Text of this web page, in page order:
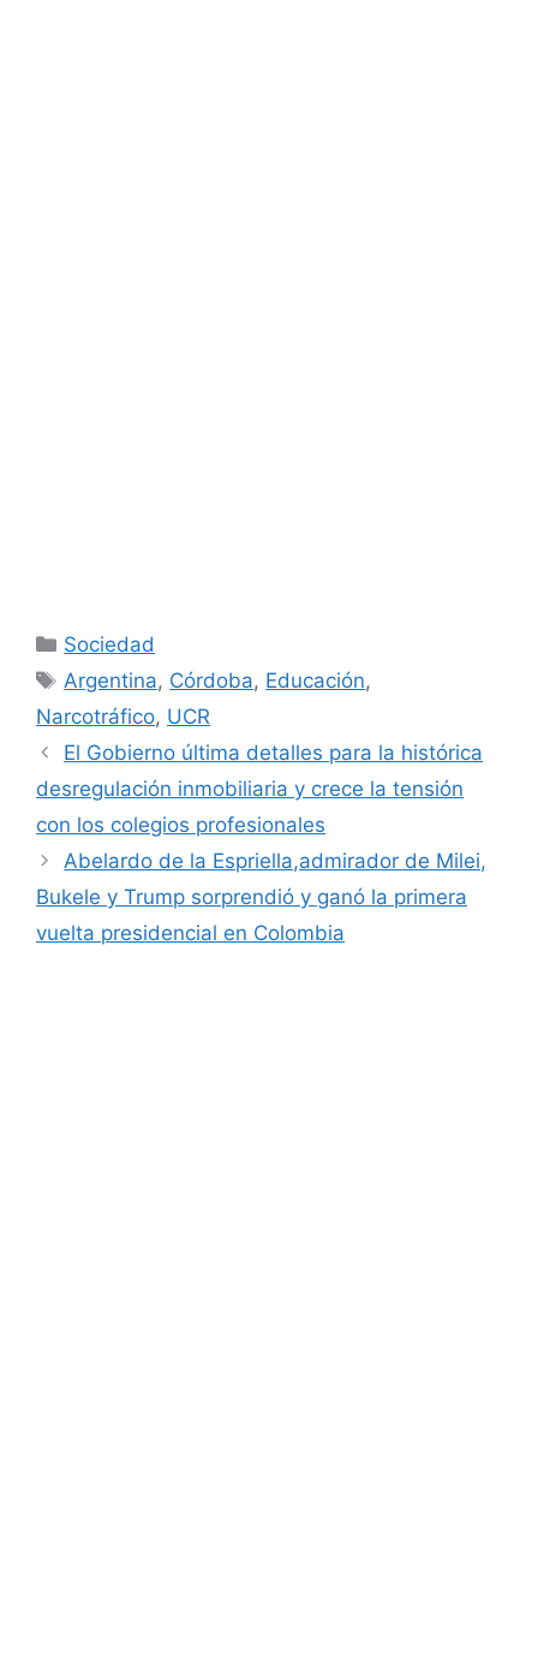
Categorías
Sociedad
Etiquetas
Argentina, Córdoba, Educación,
Narcotráfico, UCR
El Gobierno última detalles para la histórica
desregulación inmobiliaria y crece la tensión
con los colegios profesionales
Abelardo de la Espriella,admirador de Milei,
Bukele y Trump sorprendió y ganó la primera
vuelta presidencial en Colombia